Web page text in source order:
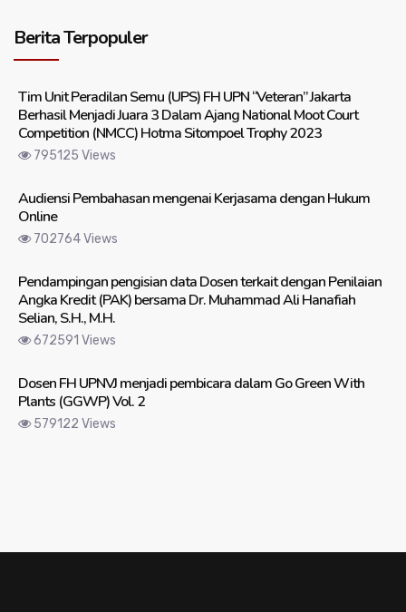
Berita Terpopuler
Tim Unit Peradilan Semu (UPS) FH UPN “Veteran” Jakarta
Berhasil Menjadi Juara 3 Dalam Ajang National Moot Court
Competition (NMCC) Hotma Sitompoel Trophy 2023
795125 Views
Audiensi Pembahasan mengenai Kerjasama dengan Hukum
Online
702764 Views
Pendampingan pengisian data Dosen terkait dengan Penilaian
Angka Kredit (PAK) bersama Dr. Muhammad Ali Hanafiah
Selian, S.H., M.H.
672591 Views
Dosen FH UPNVJ menjadi pembicara dalam Go Green With
Plants (GGWP) Vol. 2
579122 Views